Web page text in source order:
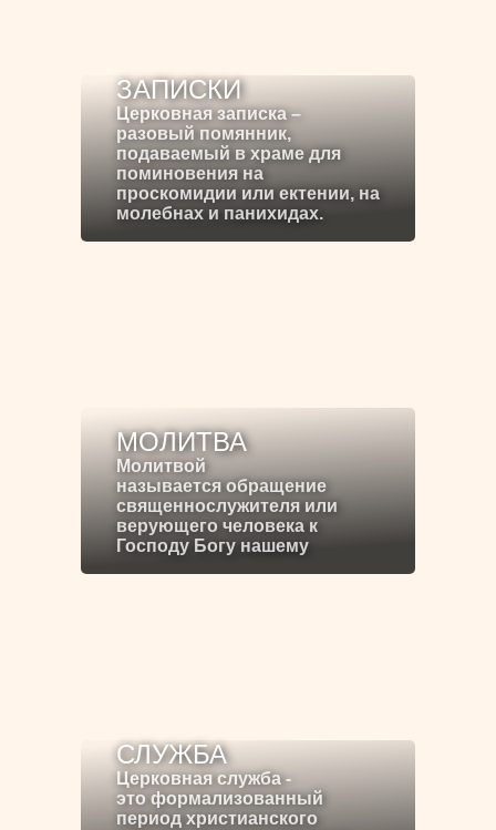
ЗАПИСКИ
Церковная записка –
разовый помянник,
подаваемый в храме для
поминовения на
проскомидии или ектении, на
молебнах и панихидах.
МОЛИТВА
Молитвой
называется обращение
священнослужителя или
верующего человека к
Господу Богу нашему
СЛУЖБА
Церковная служба -
это формализованный
период христианского